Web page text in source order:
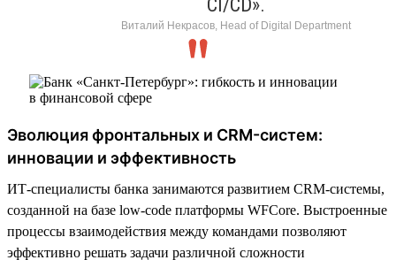
CI/CD».
Виталий Некрасов, Head of Digital Department
Эволюция фронтальных и CRM-систем:
инновации и эффективность
ИТ-специалисты банка занимаются развитием CRM-системы,
созданной на базе low-code платформы WFСore. Выстроенные
процессы взаимодействия между командами позволяют
эффективно решать задачи различной сложности